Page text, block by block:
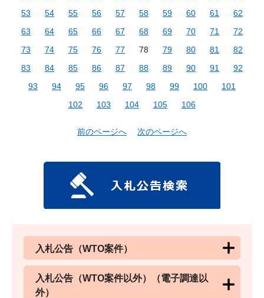
53
54 55 56 57 58 59 60 61
62
63
64 65 66 67 68 69 70 71
72
73
74 75 76 77 78 79 80 81
82
83
84 85 86 87 88 89 90 91
92
93
94 95 96 97 98 99 100
101
102
103 104 105 106
前のページへ 次のページへ
入札公告（WTO案件）
入札公告（WTO案件以外）（電子調達以
外）